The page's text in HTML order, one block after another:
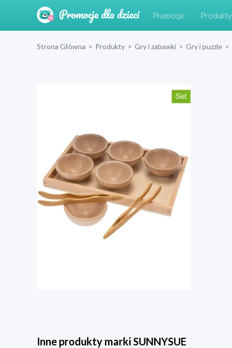
Promocje Produkty
Strona Główna > Produkty > Gry i zabawki > Gry i puzzle >
Inne produkty marki SUNNYSUE